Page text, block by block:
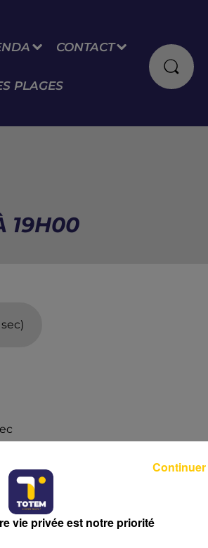
CONTACT
PLAGES
19H00
vie privée est notre priorité